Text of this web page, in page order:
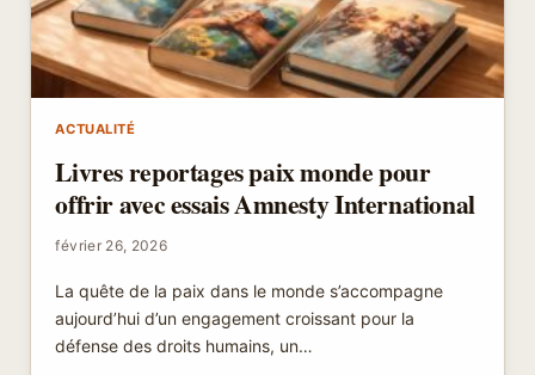
ACTUALITÉ
Livres reportages paix monde pour
offrir avec essais Amnesty International
février 26, 2026
La quête de la paix dans le monde s’accompagne
aujourd’hui d’un engagement croissant pour la
défense des droits humains, un…